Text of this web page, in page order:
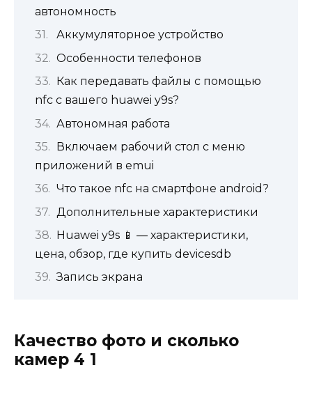
автономность
Аккумуляторное устройство
Особенности телефонов
Как передавать файлы с помощью
nfc с вашего huawei y9s?
Автономная работа
Включаем рабочий стол с меню
приложений в emui
Что такое nfc на смартфоне android?
Дополнительные характеристики
Huawei y9s 📱 — характеристики,
цена, обзор, где купить devicesdb
Запись экрана
Качество фото и сколько
камер 4 1